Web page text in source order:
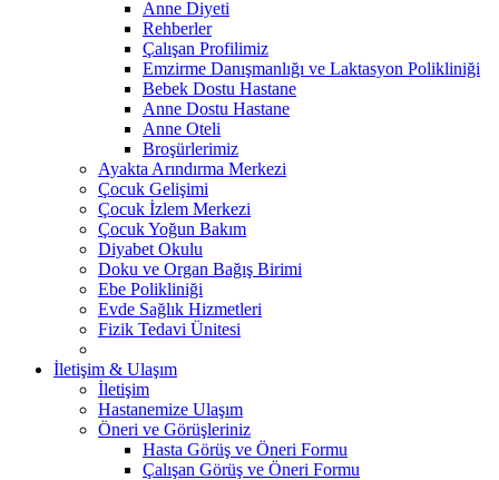
Anne Diyeti
Rehberler
Çalışan Profilimiz
Emzirme Danışmanlığı ve Laktasyon Polikliniği
Bebek Dostu Hastane
Anne Dostu Hastane
Anne Oteli
Broşürlerimiz
Ayakta Arındırma Merkezi
Çocuk Gelişimi
Çocuk İzlem Merkezi
Çocuk Yoğun Bakım
Diyabet Okulu
Doku ve Organ Bağış Birimi
Ebe Polikliniği
Evde Sağlık Hizmetleri
Fizik Tedavi Ünitesi
İletişim & Ulaşım
İletişim
Hastanemize Ulaşım
Öneri ve Görüşleriniz
Hasta Görüş ve Öneri Formu
Çalışan Görüş ve Öneri Formu